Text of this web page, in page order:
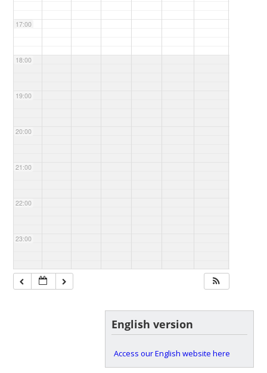
17:00
18:00
19:00
20:00
21:00
22:00
23:00
English version
Access our English website here